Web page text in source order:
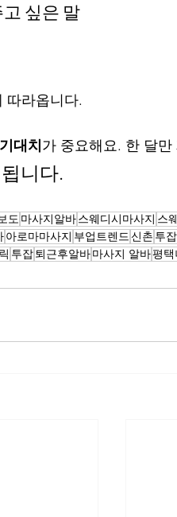
싶은 말
따라옵니다.
대치 가 중요해요. 한 달
니다.
도 마사지알바스웨디시마사지 스
아로마마사지 부업트렌드 신촌 투
투잡퇴근후알바마사지 알바평택